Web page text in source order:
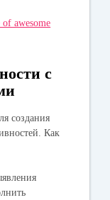
awesome
с
создания
Как